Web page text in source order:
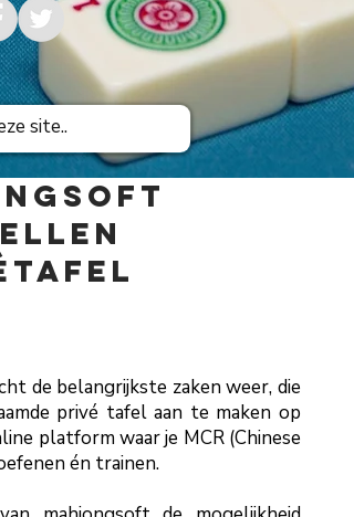
de belangrijkste zaken weer, die
privé tafel aan te maken op
platform waar je MCR (Chinese
én trainen.